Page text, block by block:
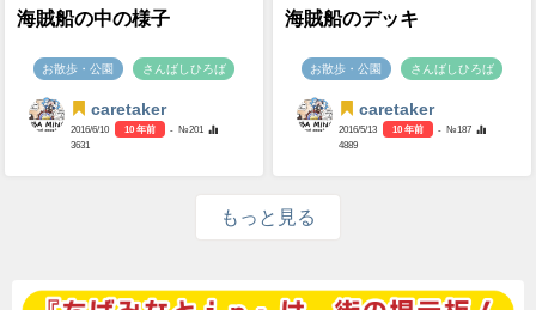
海賊船の中の様子
お散歩・公園 さんばしひろば
caretaker
2016/6/10 10 年前
- №201
3631
海賊船のデッキ
お散歩・公園 さんばしひろば
caretaker
2016/5/13 10 年前
- №187
4889
もっと見る